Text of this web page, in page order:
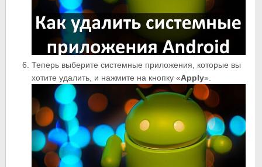
Теперь выберите системные приложения, которые вы
хотите удалить, и нажмите на кнопку «Apply».